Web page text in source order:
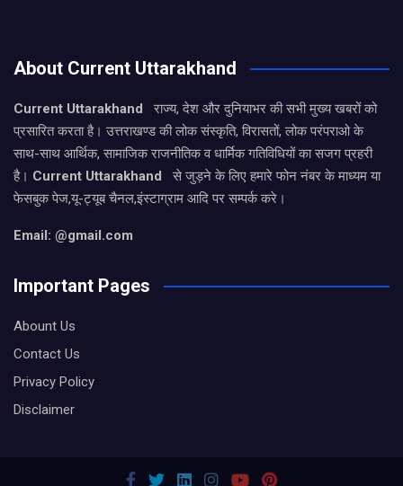
About Current Uttarakhand
Current Uttarakhand
राज्य, देश और दुनियाभर की सभी मुख्य खबरों को
प्रसारित करता है। उत्तराखण्ड की लोक संस्कृति, विरासतों, लोक परंपराओ के
साथ-साथ आर्थिक, सामाजिक राजनीतिक व धार्मिक गतिविधियों का सजग प्रहरी
है। Current Uttarakhand
से जुड़ने के लिए हमारे फोन नंबर के माध्यम या
फेसबुक पेज,यू-ट्यूब चैनल,इंस्टाग्राम आदि पर सम्पर्क करे।
Email: @gmail.com
Important Pages
Abount Us
Contact Us
Privacy Policy
Disclaimer